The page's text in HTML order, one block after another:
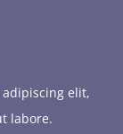
elit,
labore.